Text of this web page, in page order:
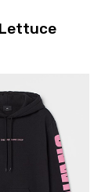
Lettuce